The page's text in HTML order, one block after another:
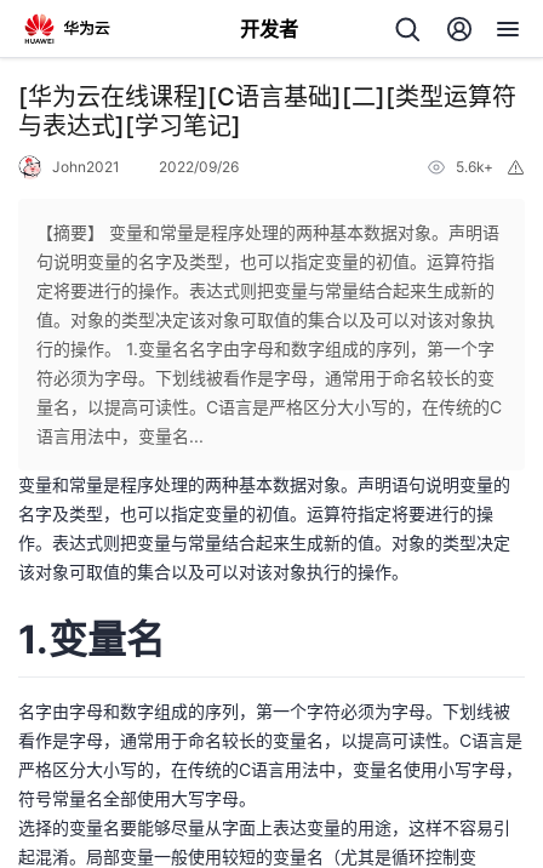
开发者
返
回
个
人
主
我
的
发
者
我
的
博
客
我
的
论
我
的
我
[华为云在线课程][C语言基础][二][类型运算符
与表达式][学习笔记]
John2021 2022/09/26 5.6k+
【摘要】 变量和常量是程序处理的两种基本数据对象。声明语
句说明变量的名字及类型，也可以指定变量的初值。运算符指
定将要进行的操作。表达式则把变量与常量结合起来生成新的
值。对象的类型决定该对象可取值的集合以及可以对该对象执
行的操作。 1.变量名名字由字母和数字组成的序列，第一个字
符必须为字母。下划线被看作是字母，通常用于命名较长的变
量名，以提高可读性。C语言是严格区分大小写的，在传统的C
语言用法中，变量名...
变量和常量是程序处理的两种基本数据对象。声明语句说明变量的
名字及类型，也可以指定变量的初值。运算符指定将要进行的操
作。表达式则把变量与常量结合起来生成新的值。对象的类型决定
该对象可取值的集合以及可以对该对象执行的操作。
1.变量名
名字由字母和数字组成的序列，第一个字符必须为字母。下划线被
看作是字母，通常用于命名较长的变量名，以提高可读性。C语言是
严格区分大小写的，在传统的C语言用法中，变量名使用小写字母，
符号常量名全部使用大写字母。
选择的变量名要能够尽量从字面上表达变量的用途，这样不容易引
起混淆。局部变量一般使用较短的变量名（尤其是循环控制变